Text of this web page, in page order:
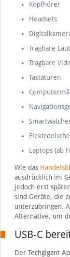
Kopfhörer
Headsets
Tragbare
Tragbare
Tastaturen
Laptops (ab
Wie das
ausdrücklich im
jedoch erst
sind Geräte, die
unterzubringen.
Alternative, um
USB-C
Der Techgigant